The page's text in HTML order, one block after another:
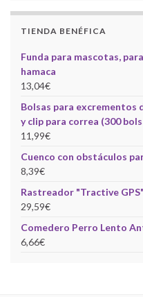
TIENDA BENÉFICA
Funda para mascotas,
hamaca
13,04€
Bolsas para excrementos
y clip para correa (300
11,99€
Cuenco con obstáculos
8,39€
Rastreador "Tractive
29,59€
Comedero Perro Lento
6,66€